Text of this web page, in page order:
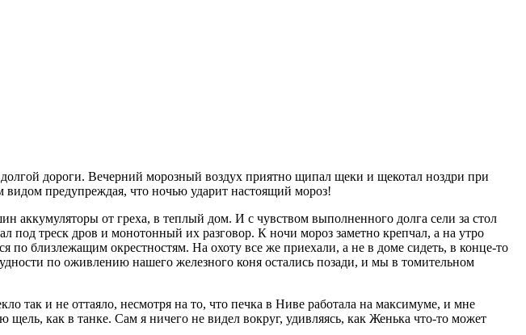
дороги. Вечерний морозный воздух приятно щипал щеки и щекотал ноздри при
предупреждая, что ночью ударит настоящий мороз!
от греха, в теплый дом. И с чувством выполненного долга сели за стол
под треск дров и монотонный их разговор. К ночи мороз заметно крепчал, а на утро
по близлежащим окрестностям. На охоту все же приехали, а не в доме сидеть, в конце-то
по оживлению нашего железного коня остались позади, и мы в томительном
так и не оттаяло, несмотря на то, что печка в Ниве работала на максимуме, и мне
как в танке. Сам я ничего не видел вокруг, удивляясь, как Женька что-то может